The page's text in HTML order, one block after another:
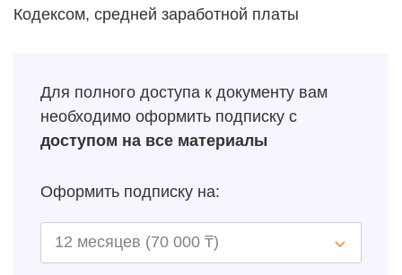
Кодексом, средней заработной платы
Для полного доступа к документу вам
необходимо оформить подписку с
доступом на все материалы
Оформить подписку на: